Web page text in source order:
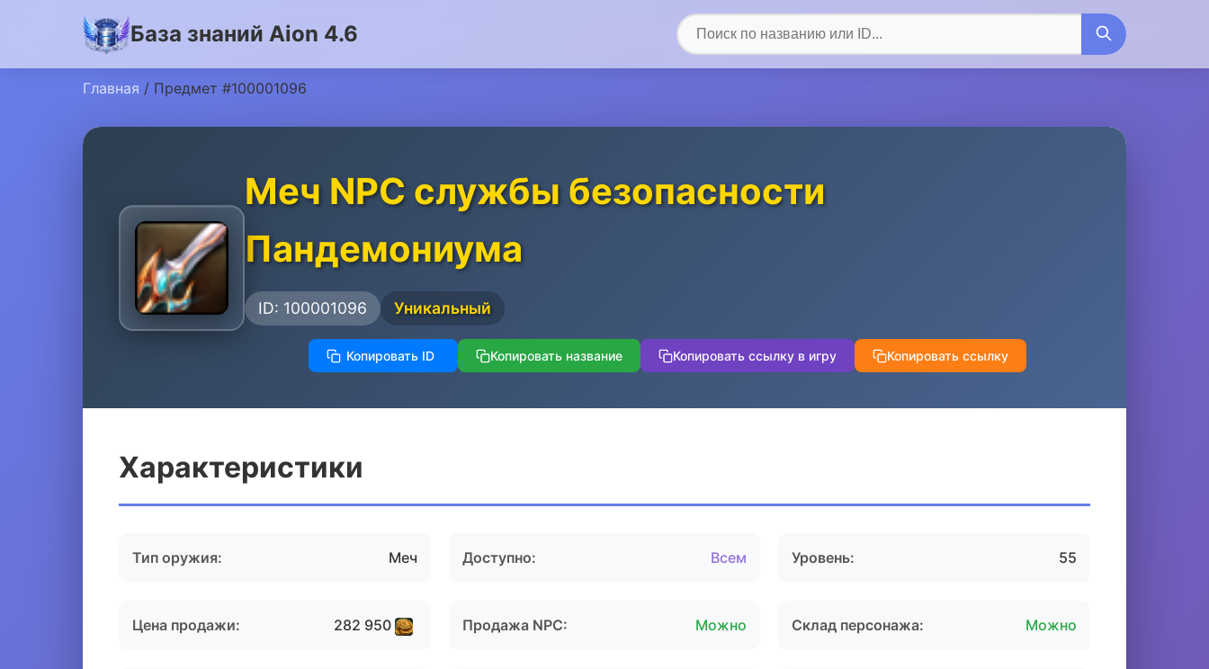
База знаний Aion 4.6
Главная / Предмет #100001096
Меч NPC службы безопасности
Пандемониума
ID: 100001096 Уникальный
Копировать ID Копировать название Копировать ссылку в игру Копировать ссылку
Характеристики
Тип оружия: Меч Доступно: Всем Уровень: 55
Цена продажи: 282 950 Продажа NPC: Можно Склад персонажа: Можно